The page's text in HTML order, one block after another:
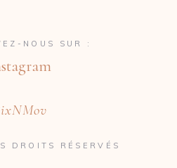
DROITS RÉSERVÉS
NOUS SUR :